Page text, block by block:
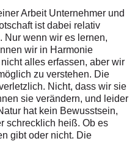
Arbeit Unternehmer und
ist dabei relativ
Nur wenn wir es lernen,
wir in Harmonie
alles erfassen, aber wir
zu verstehen. Die
Nicht, dass wir sie
sie verändern, und leider
hat kein Bewusstsein,
schrecklich heiß. Ob es
gibt oder nicht. Die